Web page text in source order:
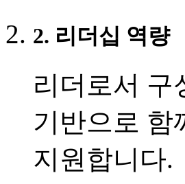
2. 리더십 역량
리더로서 구
기반으로 함
지원합니다.